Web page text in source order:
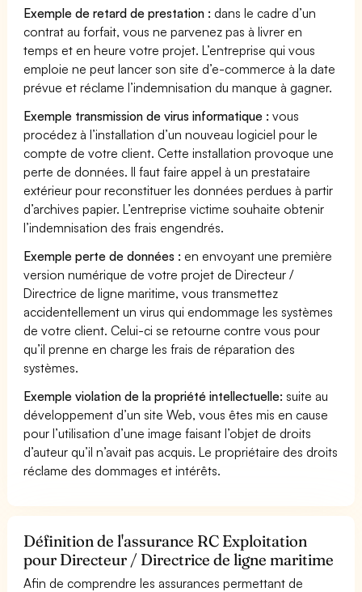
Exemple de retard de prestation : dans le cadre d’un
contrat au forfait, vous ne parvenez pas à livrer en
temps et en heure votre projet. L’entreprise qui vous
emploie ne peut lancer son site d’e-commerce à la date
prévue et réclame l’indemnisation du manque à gagner.
Exemple transmission de virus informatique : vous
procédez à l’installation d’un nouveau logiciel pour le
compte de votre client. Cette installation provoque une
perte de données. Il faut faire appel à un prestataire
extérieur pour reconstituer les données perdues à partir
d’archives papier. L’entreprise victime souhaite obtenir
l’indemnisation des frais engendrés.
Exemple perte de données : en envoyant une première
version numérique de votre projet de Directeur /
Directrice de ligne maritime, vous transmettez
accidentellement un virus qui endommage les systèmes
de votre client. Celui-ci se retourne contre vous pour
qu’il prenne en charge les frais de réparation des
systèmes.
Exemple violation de la propriété intellectuelle: suite au
développement d’un site Web, vous êtes mis en cause
pour l’utilisation d’une image faisant l’objet de droits
d’auteur qu’il n’avait pas acquis. Le propriétaire des droits
réclame des dommages et intérêts.
Définition de l'assurance RC Exploitation
pour Directeur / Directrice de ligne maritime
Afin de comprendre les assurances permettant de